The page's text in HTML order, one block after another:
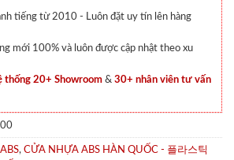
tiếng từ 2010 - Luôn đặt uy tín lên hàng
mới 100% và luôn được cập nhật theo xu
thống 20+ Showroom & 30+ nhân viên tư vấn
, CỬA NHỰA ABS HÀN QUỐC - 플라스틱